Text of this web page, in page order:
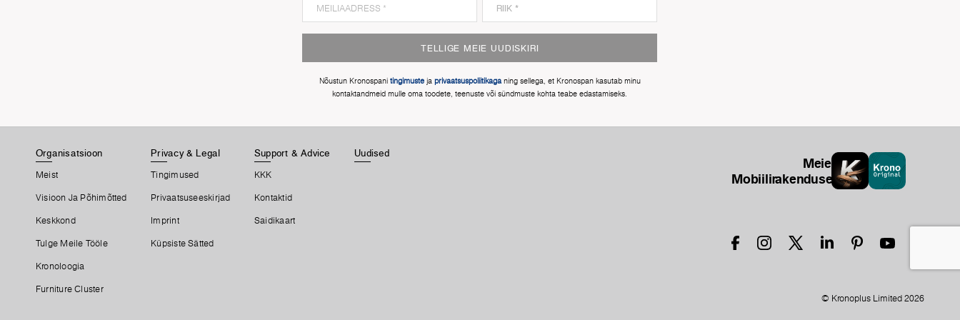
TELLIGE MEIE UUDISKIRI
Nõustun Kronospani tingimusteja privaatsuspoliitikaganing sellega, et Kronospan kasutab minu
kontaktandmeid mulle oma toodete, teenuste või sündmuste kohta teabe edastamiseks.
Organisatsioon
Meist
Visioon Ja Põhimõtted
Keskkond
Tulge Meile Tööle
Kronoloogia
Furniture Cluster
Privacy & Legal
Tingimused
Privaatsuseeskirjad
Imprint
Küpsiste Sätted
Support & Advice
KKK
Kontaktid
Saidikaart
Uudised
Meie
Mobiilirakendused
© Kronoplus Limited 2026